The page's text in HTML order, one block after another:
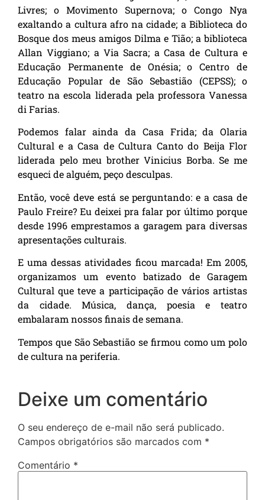
Livres; o Movimento Supernova; o Congo Nya
exaltando a cultura afro na cidade; a Biblioteca do
Bosque dos meus amigos Dilma e Tião; a biblioteca
Allan Viggiano; a Via Sacra; a Casa de Cultura e
Educação Permanente de Onésia; o Centro de
Educação Popular de São Sebastião (CEPSS); o
teatro na escola liderada pela professora Vanessa
di Farias.
Podemos falar ainda da Casa Frida; da Olaria
Cultural e a Casa de Cultura Canto do Beija Flor
liderada pelo meu brother Vinicius Borba. Se me
esqueci de alguém, peço desculpas.
Então, você deve está se perguntando: e a casa de
Paulo Freire? Eu deixei pra falar por último porque
desde 1996 emprestamos a garagem para diversas
apresentações culturais.
E uma dessas atividades ficou marcada! Em 2005,
organizamos um evento batizado de Garagem
Cultural que teve a participação de vários artistas
da cidade. Música, dança, poesia e teatro
embalaram nossos finais de semana.
Tempos que São Sebastião se firmou como um polo
de cultura na periferia.
Deixe um comentário
O seu endereço de e-mail não será publicado.
Campos obrigatórios são marcados com *
Comentário *